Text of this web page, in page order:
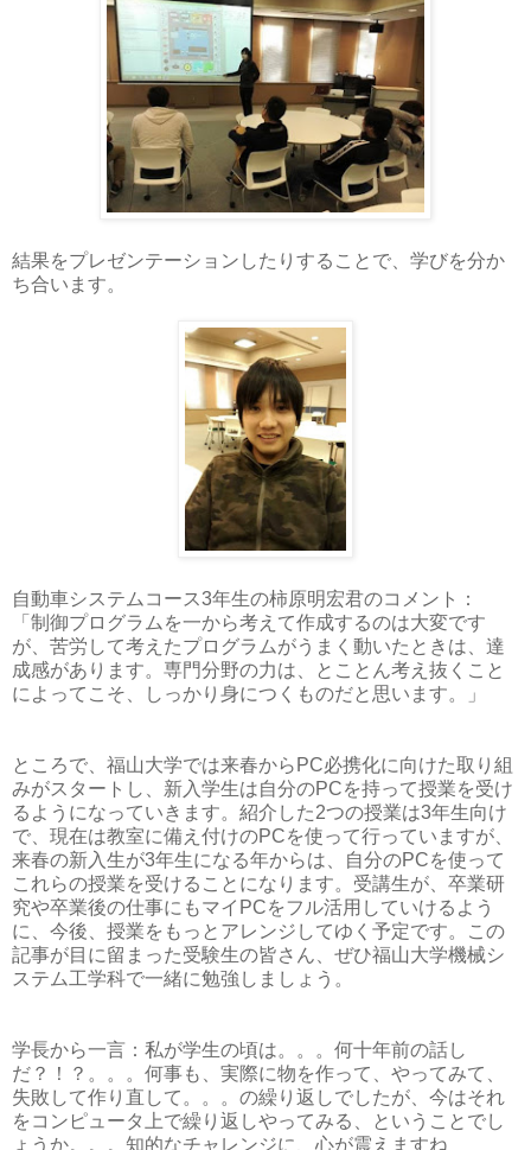
結果をプレゼンテーションしたりすることで、学びを分か
ち合います。
自動車システムコース3年生の柿原明宏君のコメント：
「制御プログラムを一から考えて作成するのは大変です
が、苦労して考えたプログラムがうまく動いたときは、達
成感があります。専門分野の力は、とことん考え抜くこと
によってこそ、しっかり身につくものだと思います。」
ところで、福山大学では来春からPC必携化に向けた取り組
みがスタートし、新入学生は自分のPCを持って授業を受け
るようになっていきます。紹介した2つの授業は3年生向け
で、現在は教室に備え付けのPCを使って行っていますが、
来春の新入生が3年生になる年からは、自分のPCを使って
これらの授業を受けることになります。受講生が、卒業研
究や卒業後の仕事にもマイPCをフル活用していけるよう
に、今後、授業をもっとアレンジしてゆく予定です。この
記事が目に留まった受験生の皆さん、ぜひ福山大学機械シ
ステム工学科で一緒に勉強しましょう。
学長から一言：私が学生の頃は。。。何十年前の話し
だ？！？。。。何事も、実際に物を作って、やってみて、
失敗して作り直して。。。の繰り返しでしたが、今はそれ
をコンピュータ上で繰り返しやってみる、ということでし
ょうか。。。知的なチャレンジに、心が震えますね